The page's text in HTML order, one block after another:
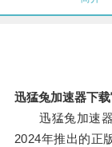
迅猛兔加速器下载
迅猛兔加速器
2024年推出的正